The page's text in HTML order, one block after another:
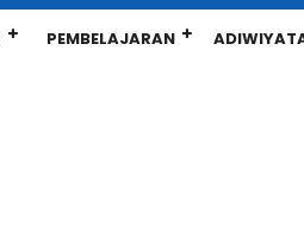
PEMBELAJARAN